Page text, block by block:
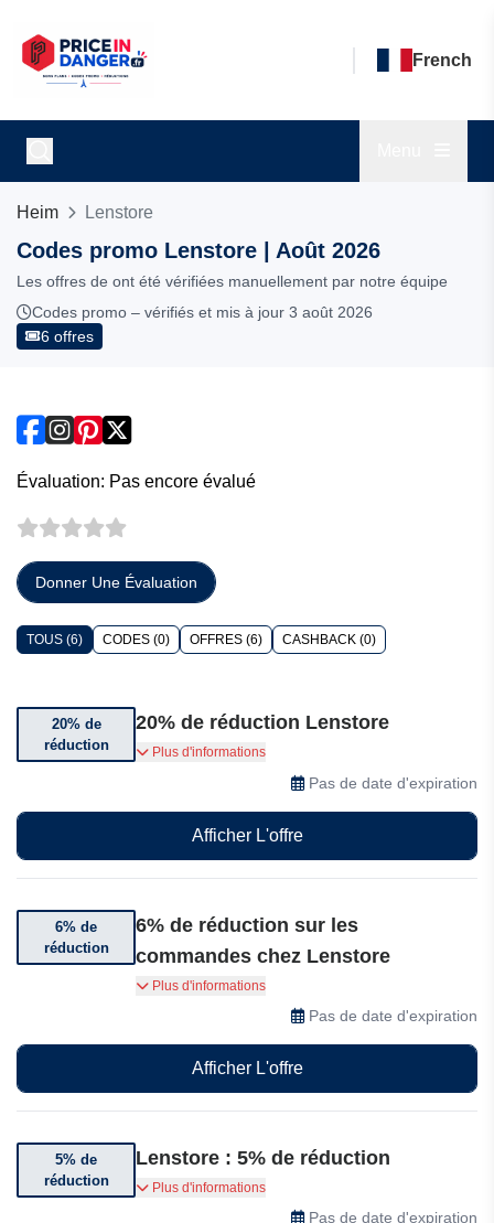
French
Heim Lenstore
Codes promo Lenstore | Août 2026
Les offres de ont été vérifiées manuellement par notre équipe
Codes promo – vérifiés et mis à jour 3 août 2026
6 offres
Évaluation: Pas encore évalué
Donner Une Évaluation
TOUS (6) CODES (0) OFFRES (6) CASHBACK (0)
20% de
réduction
20% de réduction Lenstore
Les travailleurs clés peuvent désormais
bénéficier de 20 % de réduction. Vérifiez votre
emploi pour obtenir votre code de réduction
Lenstore pour les travailleurs clés et la lumière
Plus d'informations
Pas de date d'expiration
Afficher L'offre
6% de
réduction
6% de réduction sur les
commandes chez Lenstore
Les employés clés peuvent bénéficier d'une
réduction de 6% sur leur commande.
Plus d'informations
Pas de date d'expiration
Afficher L'offre
5% de
réduction
Lenstore : 5% de réduction
Bénéficiez de 5% de réduction sur chaque
réapprovisionnement automatique
Plus d'informations
Pas de date d'expiration